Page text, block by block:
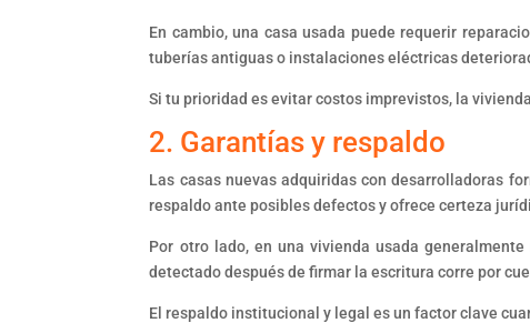
En cambio, una casa usada puede requerir
tuberías antiguas o instalaciones eléctricas
Si tu prioridad es evitar costos imprevistos, la
2. Garantías y respaldo
Las casas nuevas adquiridas con desarrolladoras
respaldo ante posibles defectos y ofrece certeza
Por otro lado, en una vivienda usada
detectado después de firmar la escritura corre por
El respaldo institucional y legal es un factor clave